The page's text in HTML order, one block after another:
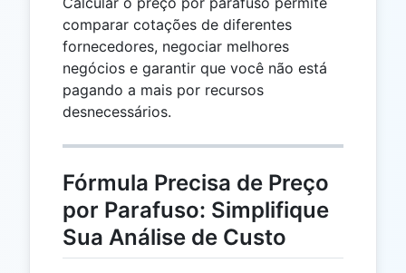
comparar cotações de diferentes
fornecedores, negociar melhores
negócios e garantir que você não está
pagando a mais por recursos
desnecessários.
Fórmula Precisa de Preço
por Parafuso: Simplifique
Sua Análise de Custo